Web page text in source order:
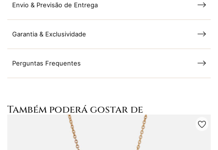
Envio & Previsão de Entrega
Garantia & Exclusividade
Perguntas Frequentes
Também poderá gostar de